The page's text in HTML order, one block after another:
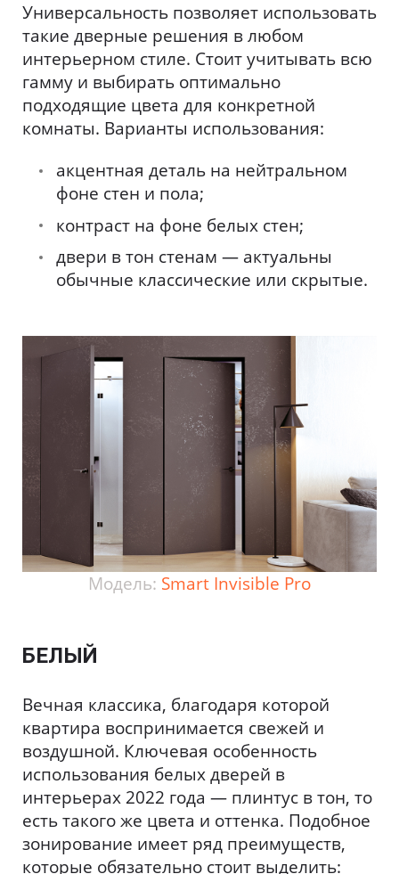
Универсальность позволяет использовать
такие дверные решения в любом
интерьерном стиле. Стоит учитывать всю
гамму и выбирать оптимально
подходящие цвета для конкретной
комнаты. Варианты использования:
акцентная деталь на нейтральном
фоне стен и пола;
контраст на фоне белых стен;
двери в тон стенам — актуальны
обычные классические или скрытые.
Модель: Smart Invisible Pro
БЕЛЫЙ
Вечная классика, благодаря которой
квартира воспринимается свежей и
воздушной. Ключевая особенность
использования белых дверей в
интерьерах 2022 года — плинтус в тон, то
есть такого же цвета и оттенка. Подобное
зонирование имеет ряд преимуществ,
которые обязательно стоит выделить: